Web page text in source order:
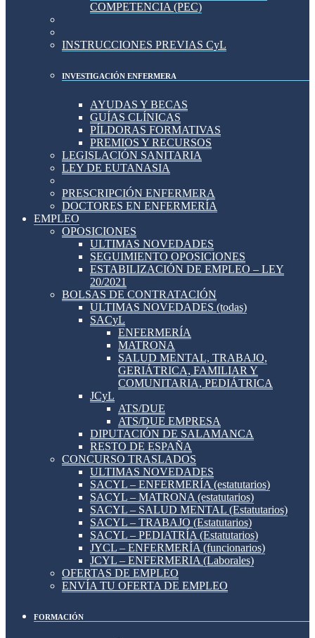
COMPETENCIA (PEC)
INSTRUCCIONES PREVIAS CyL
INVESTIGACIÓN ENFERMERA
AYUDAS Y BECAS
GUÍAS CLÍNICAS
PÍLDORAS FORMATIVAS
PREMIOS Y RECURSOS
LEGISLACIÓN SANITARIA
LEY DE EUTANASIA
PRESCRIPCIÓN ENFERMERA
DOCTORES EN ENFERMERÍA
EMPLEO
OPOSICIONES
ULTIMAS NOVEDADES
SEGUIMIENTO OPOSICIONES
ESTABILIZACIÓN DE EMPLEO – LEY
20/2021
BOLSAS DE CONTRATACIÓN
ULTIMAS NOVEDADES (todas)
SACyL
ENFERMERÍA
MATRONA
SALUD MENTAL, TRABAJO,
GERIÁTRICA, FAMILIAR Y
COMUNITARIA, PEDIÁTRICA
JCyL
ATS/DUE
ATS/DUE EMPRESA
DIPUTACIÓN DE SALAMANCA
RESTO DE ESPAÑA
CONCURSO TRASLADOS
ULTIMAS NOVEDADES
SACYL – ENFERMERÍA (estatutarios)
SACYL – MATRONA (estatutarios)
SACYL – SALUD MENTAL (Estatutarios)
SACYL – TRABAJO (Estatutarios)
SACYL – PEDIATRÍA (Estatutarios)
JYCL – ENFERMERÍA (funcionarios)
JCYL – ENFERMERIA (Laborales)
OFERTAS DE EMPLEO
ENVÍA TU OFERTA DE EMPLEO
FORMACIÓN